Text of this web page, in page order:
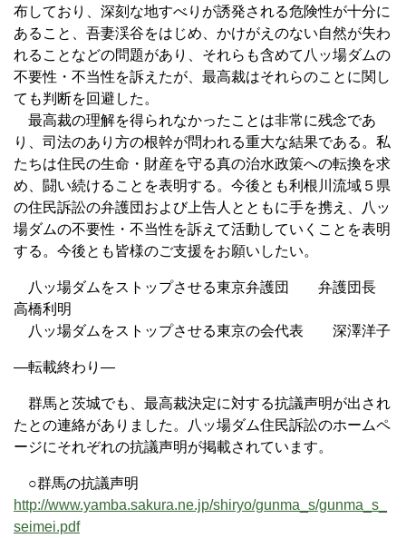
布しており、深刻な地すべりが誘発される危険性が十分に
あること、吾妻渓谷をはじめ、かけがえのない自然が失わ
れることなどの問題があり、それらも含めて八ッ場ダムの
不要性・不当性を訴えたが、最高裁はそれらのことに関し
ても判断を回避した。
最高裁の理解を得られなかったことは非常に残念であ
り、司法のあり方の根幹が問われる重大な結果である。私
たちは住民の生命・財産を守る真の治水政策への転換を求
め、闘い続けることを表明する。今後とも利根川流域５県
の住民訴訟の弁護団および上告人とともに手を携え、八ッ
場ダムの不要性・不当性を訴えて活動していくことを表明
する。今後とも皆様のご支援をお願いしたい。
八ッ場ダムをストップさせる東京弁護団 弁護団長
高橋利明
八ッ場ダムをストップさせる東京の会代表 深澤洋子
—転載終わり—
群馬と茨城でも、最高裁決定に対する抗議声明が出され
たとの連絡がありました。八ッ場ダム住民訴訟のホームペ
ージにそれぞれの抗議声明が掲載されています。
○群馬の抗議声明
http://www.yamba.sakura.ne.jp/shiryo/gunma_s/gunma_s_
seimei.pdf